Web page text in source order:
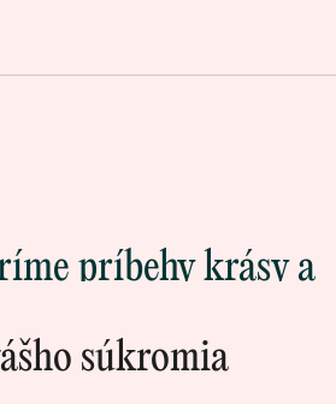
súkromia
príbehy krásy a